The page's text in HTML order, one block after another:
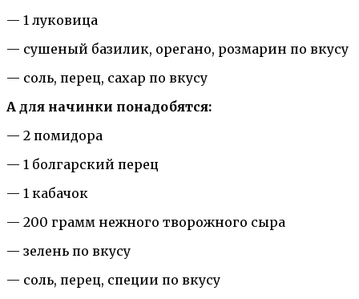
— 1 луковица
— сушеный базилик, орегано, розмарин по вкусу
— соль, перец, сахар по вкусу
А для начинки понадобятся:
— 2 помидора
— 1 болгарский перец
— 1 кабачок
— 200 грамм нежного творожного сыра
— зелень по вкусу
— соль, перец, специи по вкусу